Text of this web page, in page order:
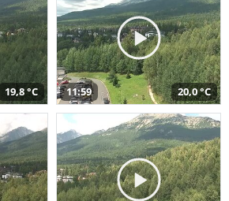
19,8 °C 11:59 20,0 °C